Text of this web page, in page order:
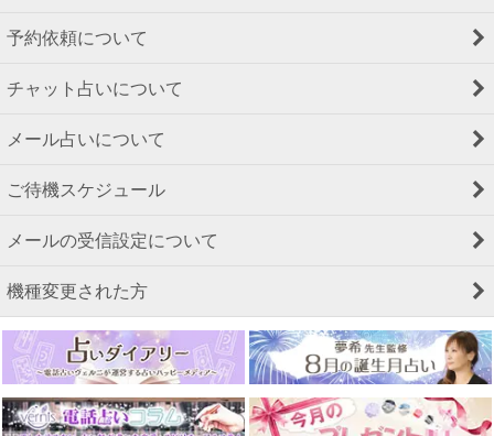
予約依頼について
チャット占いについて
メール占いについて
ご待機スケジュール
メールの受信設定について
機種変更された方